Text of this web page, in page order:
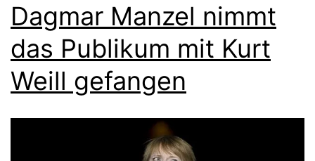
Dagmar Manzel nimmt
das Publikum mit Kurt
Weill gefangen